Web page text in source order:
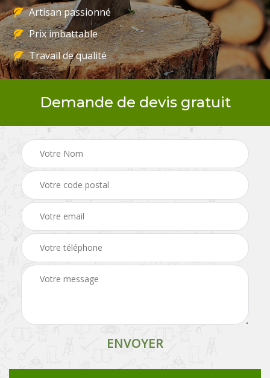
Artisan passionné
Prix imbattable
Travail de qualité
Demande de devis gratuit